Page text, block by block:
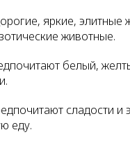
яркие, элитные
животные.
белый,
сладости и
еду.